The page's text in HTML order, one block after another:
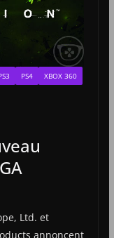
PS4
XBOX 360
Ltd. et
annoncent